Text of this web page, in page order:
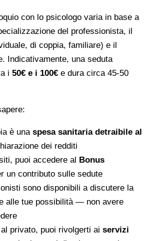
con lo psicologo varia in base a
del professionista, il
di coppia, familiare) e il
Indicativamente, una seduta
i 50€ e i 100€ e dura circa 45-50
è una spesa sanitaria detraibile al
dei redditi
puoi accedere al Bonus
un contributo sulle sedute
sono disponibili a discutere la
alle tue possibilità — non avere
privato, puoi rivolgerti ai servizi